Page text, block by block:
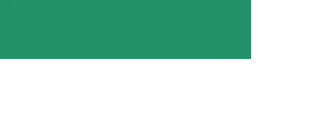
para Polimento de Metais